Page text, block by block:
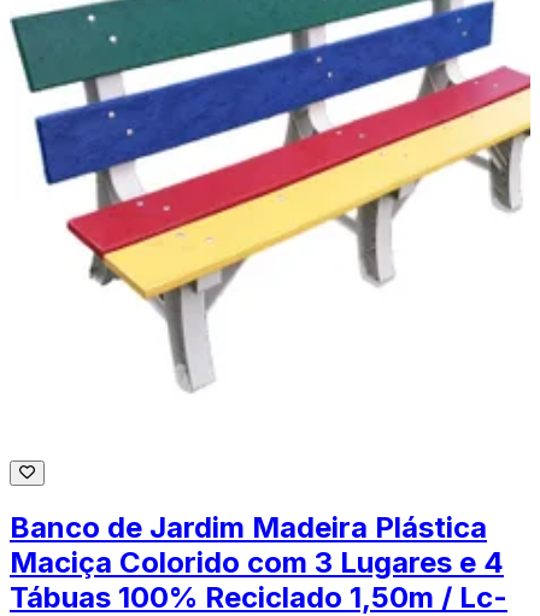
Banco de Jardim Madeira Plástica
Maciça Colorido com 3 Lugares e 4
Tábuas 100% Reciclado 1,50m / Lc-